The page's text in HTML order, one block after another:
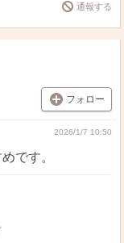
通報する
フォロー
2026/1/7 10:50
です。